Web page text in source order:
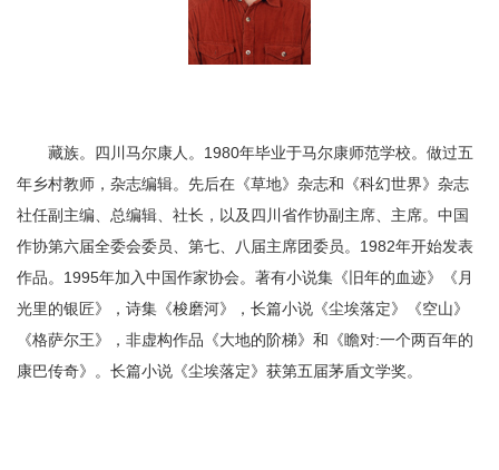
藏族。四川马尔康人。1980年毕业于马尔康师范学校。做过五
年乡村教师，杂志编辑。先后在《草地》杂志和《科幻世界》杂志
社任副主编、总编辑、社长，以及四川省作协副主席、主席。中国
作协第六届全委会委员、第七、八届主席团委员。1982年开始发表
作品。1995年加入中国作家协会。著有小说集《旧年的血迹》《月
光里的银匠》，诗集《梭磨河》，长篇小说《尘埃落定》《空山》
《格萨尔王》，非虚构作品《大地的阶梯》和《瞻对:一个两百年的
康巴传奇》。长篇小说《尘埃落定》获第五届茅盾文学奖。